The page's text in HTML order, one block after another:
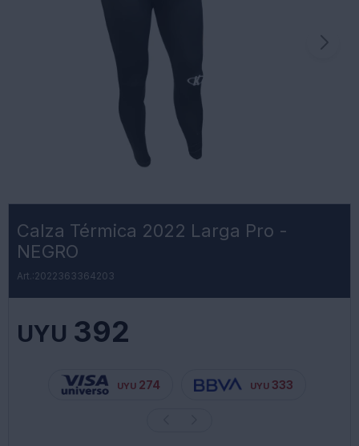
Calza Térmica 2022 Larga Pro -
NEGRO
2022363364203
UYU 392
UYU 274 UYU 333